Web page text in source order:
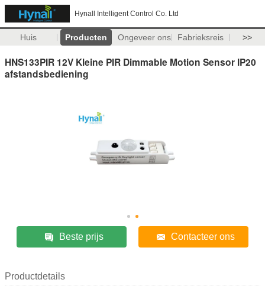
Hynall Intelligent Control Co. Ltd
Huis Producten Ongeveer ons Fabrieksreis >>
HNS133PIR 12V Kleine PIR Dimmable Motion Sensor IP20
afstandsbediening
Beste prijs Contacteer ons
Productdetails